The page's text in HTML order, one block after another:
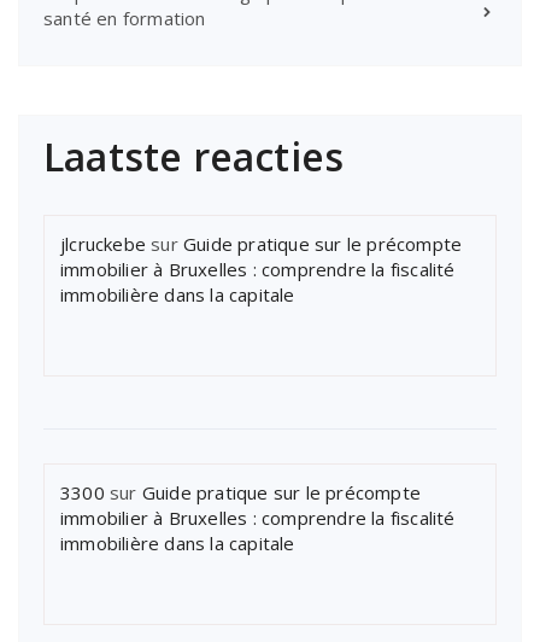
santé en formation
Laatste reacties
jlcruckebe sur Guide pratique sur le précompte
immobilier à Bruxelles : comprendre la fiscalité
immobilière dans la capitale
3300 sur Guide pratique sur le précompte
immobilier à Bruxelles : comprendre la fiscalité
immobilière dans la capitale